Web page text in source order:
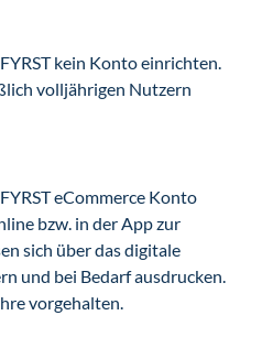
kein Konto einrichten.
volljährigen Nutzern
eCommerce Konto
bzw. in der App zur
sich über das digitale
und bei Bedarf ausdrucken.
vorgehalten.